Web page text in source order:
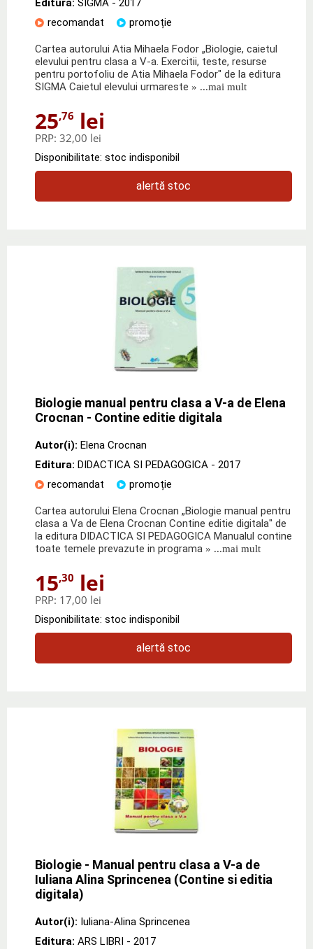
recomandat
promoție
Cartea autorului Atia Mihaela Fodor „Biologie, caietul
elevului pentru clasa a V-a. Exercitii, teste, resurse
pentru portofoliu de Atia Mihaela Fodor" de la editura
SIGMA Caietul elevului urmareste » ...mai mult
25,76 lei
PRP: 32,00 lei
Disponibilitate: stoc indisponibil
alertă stoc
Biologie manual pentru clasa a V-a de Elena
Crocnan - Contine editie digitala
Autor(i): Elena Crocnan
Editura: DIDACTICA SI PEDAGOGICA - 2017
recomandat
promoție
Cartea autorului Elena Crocnan „Biologie manual pentru
clasa a Va de Elena Crocnan Contine editie digitala" de
la editura DIDACTICA SI PEDAGOGICA Manualul contine
toate temele prevazute in programa » ...mai mult
15,30 lei
PRP: 17,00 lei
Disponibilitate: stoc indisponibil
alertă stoc
Biologie - Manual pentru clasa a V-a de
Iuliana Alina Sprincenea (Contine si editia
digitala)
Autor(i): Iuliana-Alina Sprincenea
Editura: ARS LIBRI - 2017